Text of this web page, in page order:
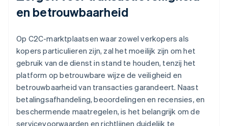
en betrouwbaarheid
Op C2C-marktplaatsen waar zowel verkopers als
kopers particulieren zijn, zal het moeilijk zijn om het
gebruik van de dienst in stand te houden, tenzij het
platform op betrouwbare wijze de veiligheid en
betrouwbaarheid van transacties garandeert. Naast
betalingsafhandeling, beoordelingen en recensies, en
beschermende maatregelen, is het belangrijk om de
servicevoorwaarden en richtlijnen duidelijk te